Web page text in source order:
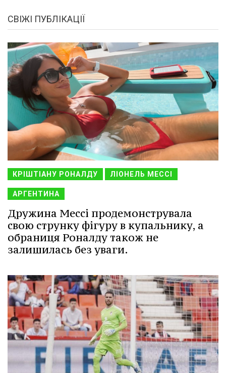
СВІЖІ ПУБЛІКАЦІЇ
КРІШТІАНУ РОНАЛДУ ЛІОНЕЛЬ МЕССІ
АРГЕНТИНА
Дружина Мессі продемонструвала
свою струнку фігуру в купальнику, а
обраниця Роналду також не
залишилась без уваги.